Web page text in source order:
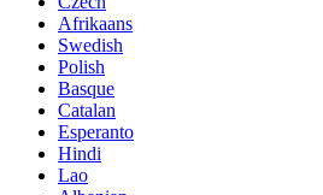
Afrikaans
Swedish
Polish
Basque
Catalan
Esperanto
Hindi
Lao